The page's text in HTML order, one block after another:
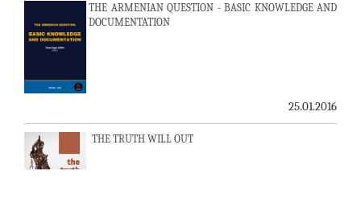
THE ARMENIAN QUESTION - BASIC KNOWLEDGE AND
DOCUMENTATION
25.01.2016
THE TRUTH WILL OUT